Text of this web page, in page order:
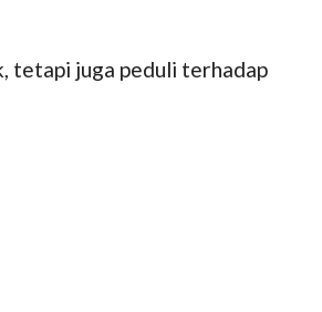
tetapi juga peduli terhadap